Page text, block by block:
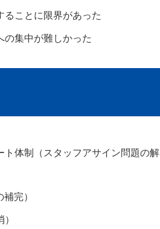
ることに限界があった
の集中が難しかった
体制（スタッフアサイン問題の解
完）